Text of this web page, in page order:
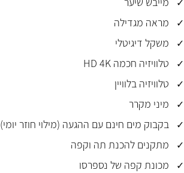
מראה מגדילה
משקל דיגיטלי
טלוויזיה חכמה HD 4K
טלוויזיה בלוויין
מיני מקרר
בקבוק מים חינם עם ההגעה (מילוי חוזר יומי)
מתקנים להכנת תה וקפה
מכונת קפה של נספרסו